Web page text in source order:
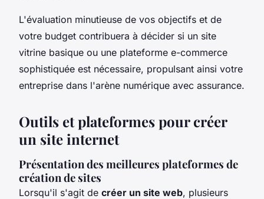
L'évaluation minutieuse de vos objectifs et de
votre budget contribuera à décider si un site
vitrine basique ou une plateforme e-commerce
sophistiquée est nécessaire, propulsant ainsi votre
entreprise dans l'arène numérique avec assurance.
Outils et plateformes pour créer
un site internet
Présentation des meilleures plateformes de
création de sites
Lorsqu'il s'agit de créer un site web, plusieurs